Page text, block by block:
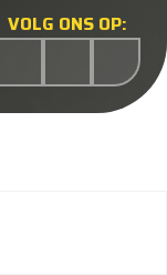
VOLG ONS OP: